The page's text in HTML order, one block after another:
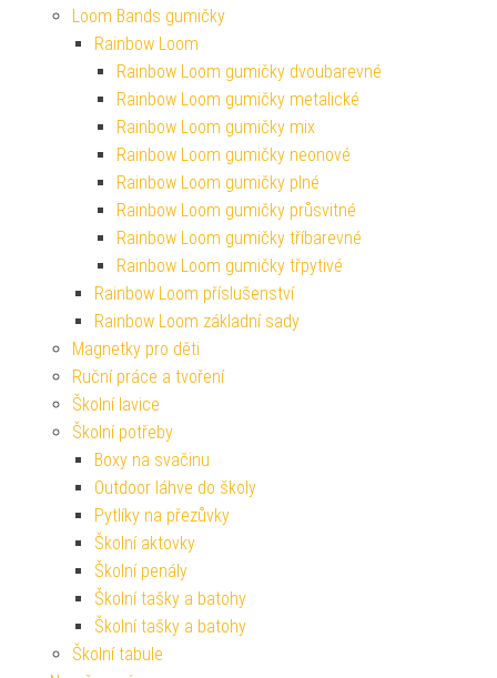
Loom Bands gumičky
Rainbow Loom
Rainbow Loom gumičky dvoubarevné
Rainbow Loom gumičky metalické
Rainbow Loom gumičky mix
Rainbow Loom gumičky neonové
Rainbow Loom gumičky plné
Rainbow Loom gumičky průsvitné
Rainbow Loom gumičky tříbarevné
Rainbow Loom gumičky třpytivé
Rainbow Loom příslušenství
Rainbow Loom základní sady
Magnetky pro děti
Ruční práce a tvoření
Školní lavice
Školní potřeby
Boxy na svačinu
Outdoor láhve do školy
Pytlíky na přezůvky
Školní aktovky
Školní penály
Školní tašky a batohy
Školní tašky a batohy
Školní tabule